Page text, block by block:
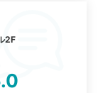
2F